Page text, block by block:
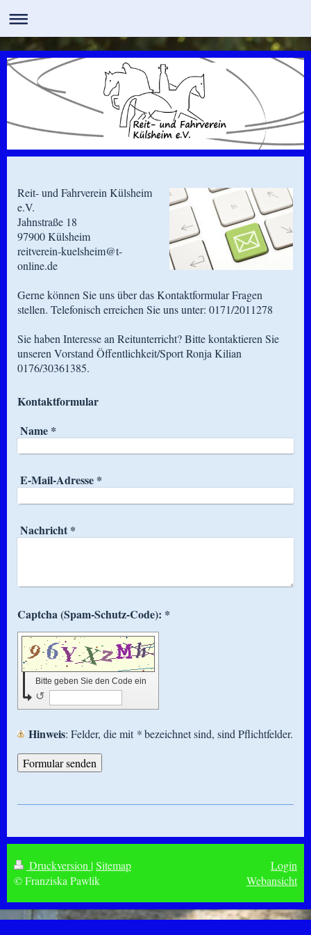
Reit- und Fahrverein Külsheim
e.V.
Jahnstraße 18
97900 Külsheim
reitverein-kuelsheim@t-
online.de
Gerne können Sie uns über das Kontaktformular Fragen
stellen. Telefonisch erreichen Sie uns unter: 0171/2011278
Sie haben Interesse an Reitunterricht? Bitte kontaktieren Sie
unseren Vorstand Öffentlichkeit/Sport Ronja Kilian
0176/30361385.
Kontaktformular
Name*
E-Mail-Adresse*
Nachricht*
Captcha (Spam-Schutz-Code): *
Bitte geben Sie den Code ein
↺
Hinweis : Felder, die mit *bezeichnet sind, sind Pflichtfelder.
Druckversion |Sitemap
© Franziska Pawlik
Login
Webansicht